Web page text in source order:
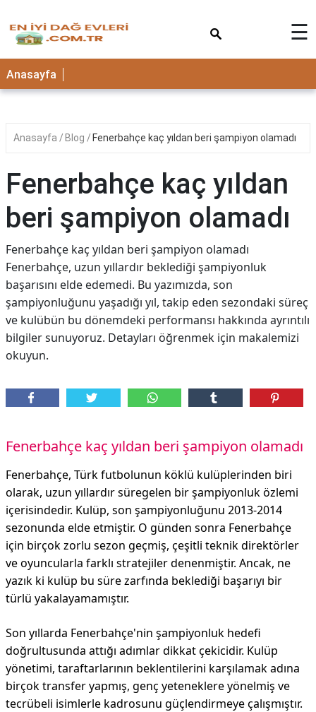
☰
Anasayfa
Anasayfa Blog Fenerbahçe kaç yıldan beri şampiyon olamadı
Fenerbahçe kaç yıldan
beri şampiyon olamadı
Fenerbahçe kaç yıldan beri şampiyon olamadı
Fenerbahçe, uzun yıllardır beklediği şampiyonluk
başarısını elde edemedi. Bu yazımızda, son
şampiyonluğunu yaşadığı yıl, takip eden sezondaki süreç
ve kulübün bu dönemdeki performansı hakkında ayrıntılı
bilgiler sunuyoruz. Detayları öğrenmek için makalemizi
okuyun.
Fenerbahçe kaç yıldan beri şampiyon olamadı
Fenerbahçe, Türk futbolunun köklü kulüplerinden biri
olarak, uzun yıllardır süregelen bir şampiyonluk özlemi
içerisindedir. Kulüp, son şampiyonluğunu 2013-2014
sezonunda elde etmiştir. O günden sonra Fenerbahçe
için birçok zorlu sezon geçmiş, çeşitli teknik direktörler
ve oyuncularla farklı stratejiler denenmiştir. Ancak, ne
yazık ki kulüp bu süre zarfında beklediği başarıyı bir
türlü yakalayamamıştır.
Son yıllarda Fenerbahçe'nin şampiyonluk hedefi
doğrultusunda attığı adımlar dikkat çekicidir. Kulüp
yönetimi, taraftarlarının beklentilerini karşılamak adına
birçok transfer yapmış, genç yeteneklere yönelmiş ve
tecrübeli isimlerle kadrosunu güçlendirmeye çalışmıştır.